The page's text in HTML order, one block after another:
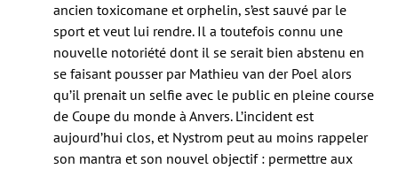
ancien toxicomane et orphelin, s’est sauvé par le
sport et veut lui rendre. Il a toutefois connu une
nouvelle notoriété dont il se serait bien abstenu en
se faisant pousser par Mathieu van der Poel alors
qu’il prenait un selfie avec le public en pleine course
de Coupe du monde à Anvers. L’incident est
aujourd’hui clos, et Nystrom peut au moins rappeler
son mantra et son nouvel objectif : permettre aux